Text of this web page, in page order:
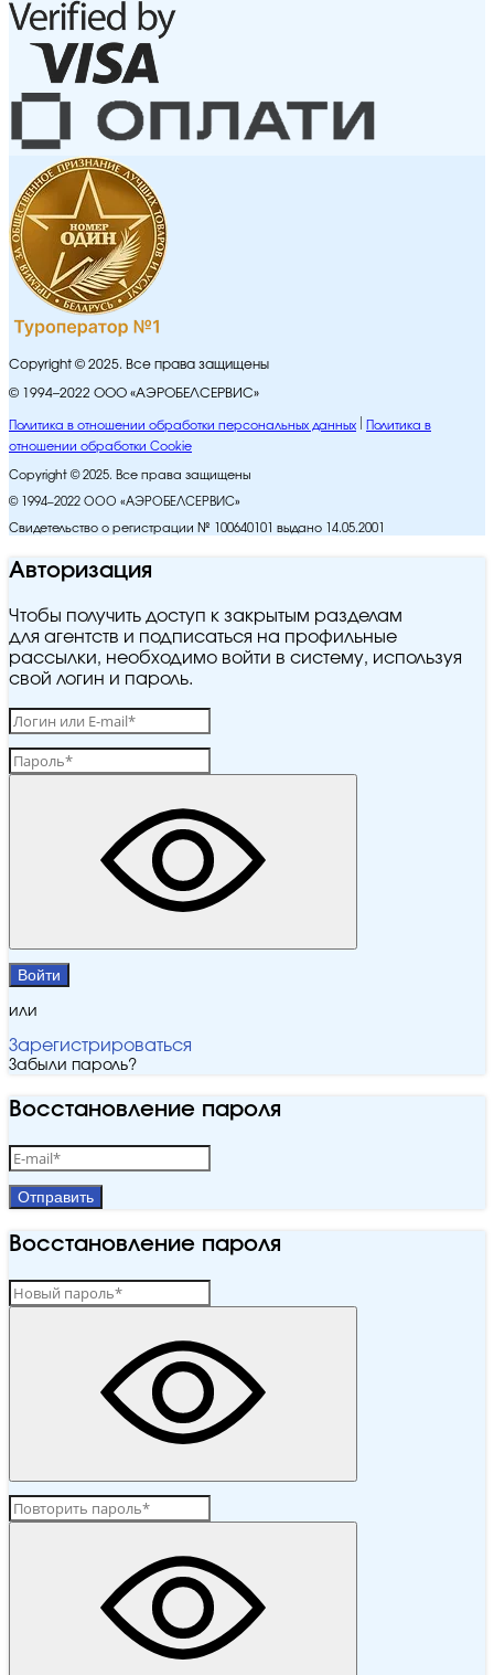
Copyright © 2025. Все права защищены
© 1994–2022 ООО «АЭРОБЕЛСЕРВИС»
Политика в отношении обработки персональных данных
Политика в
отношении обработки Cookie
Copyright © 2025. Все права защищены
© 1994–2022 ООО «АЭРОБЕЛСЕРВИС»
Свидетельство о регистрации № 100640101 выдано 14.05.2001
Авторизация
Чтобы получить доступ к закрытым разделам
для агентств и подписаться на профильные
рассылки, необходимо войти в систему, используя
свой логин и пароль.
Войти
или
Зарегистрироваться
Забыли пароль?
Восстановление пароля
Отправить
Восстановление пароля